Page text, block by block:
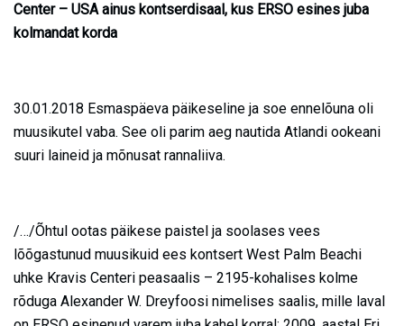
Center – USA ainus kontserdisaal, kus ERSO esines juba
kolmandat korda
30.01.2018 Esmaspäeva päikeseline ja soe ennelõuna oli
muusikutel vaba. See oli parim aeg nautida Atlandi ookeani
suuri laineid ja mõnusat rannaliiva.
/…/Õhtul ootas päikese paistel ja soolases vees
lõõgastunud muusikuid ees kontsert West Palm Beachi
uhke Kravis Centeri peasaalis – 2195-kohalises kolme
rõduga Alexander W. Dreyfoosi nimelises saalis, mille laval